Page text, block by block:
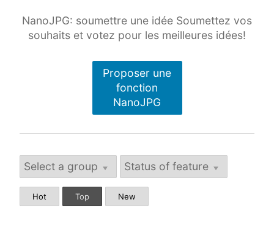
Drone de loisir
Méga-formation Strobist / Studio de Rue
Lumière et flash TTL
Le Look Noir et Blanc
Blaise Retouche Portrait
NanoJPG: soumettre une idée Soumettez vos
souhaits et votez pour les meilleures idées!
Proposer une
fonction
NanoJPG
Hot Top New